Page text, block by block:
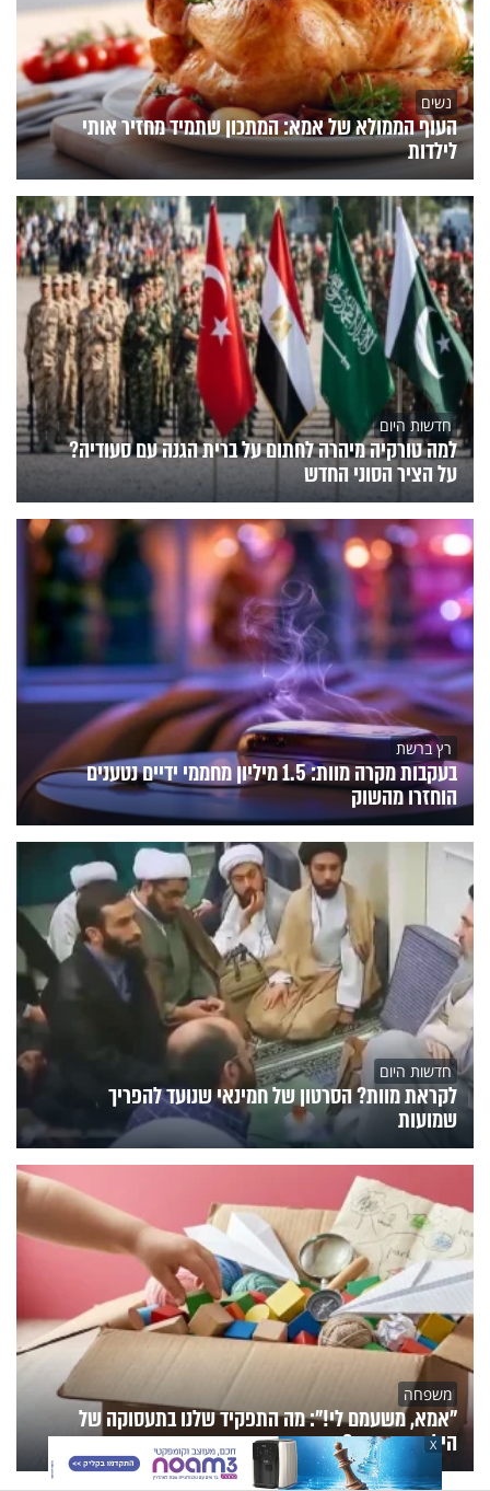
נשים
העוף הממולא של אמא: המתכון שתמיד מחזיר אותי
לילדות
חדשות היום
למה טורקיה מיהרה לחתום על ברית הגנה עם סעודיה?
על הציר הסוני החדש
רץ ברשת
בעקבות מקרה מוות: 1.5 מיליון מחממי ידיים נטענים
הוחזרו מהשוק
חדשות היום
לקראת מוות? הסרטון של חמינאי שנועד להפריך
שמועות
משפחה
"אמא, משעמם לי!": מה התפקיד שלנו בתעסוקה של
הילדים בחופש?
X